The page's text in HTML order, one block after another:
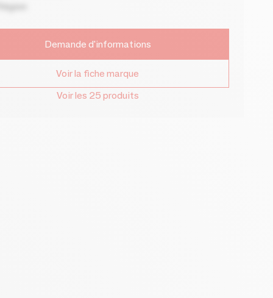
Demande d'informations
Voir la fiche marque
Voir les 25 produits